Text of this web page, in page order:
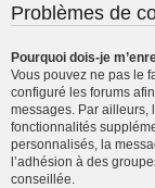
Problèmes de
Pourquoi dois-je
Vous pouvez ne pas le
configuré les forums
messages. Par ailleurs,
fonctionnalités
personnalisés, la
l’adhésion à des
conseillée.